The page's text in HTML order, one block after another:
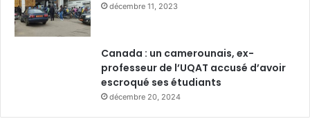
décembre 11, 2023
Canada : un camerounais, ex-
professeur de l’UQAT accusé d’avoir
escroqué ses étudiants
décembre 20, 2024